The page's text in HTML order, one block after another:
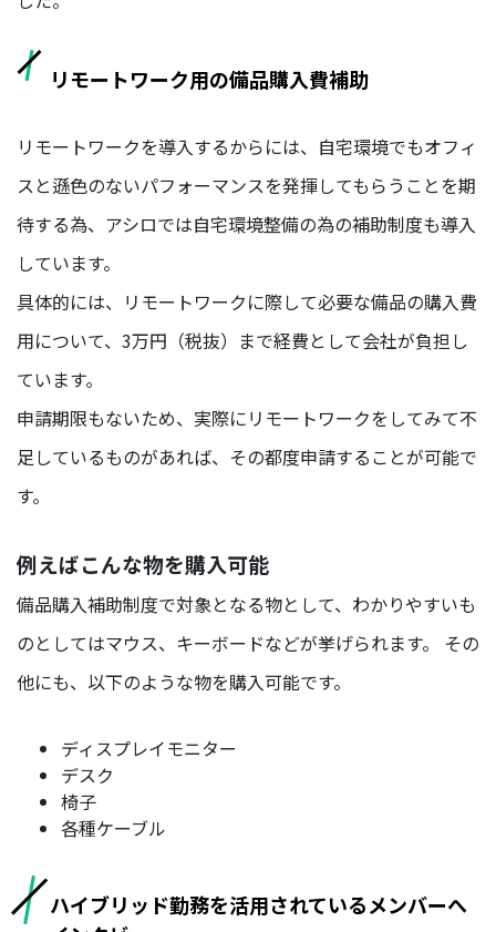
ナ
険
業
営
画
部/
営
理
部
組織を知る
福
利
厚
内
制
度
ィ
リモートワーク用の備品購入費補助
リモートワークを導入するからには、自宅環境でもオフィ
スと遜色のないパフォーマンスを発揮してもらうことを期
待する為、アシロでは自宅環境整備の為の補助制度も導入
しています。
具体的には、リモートワークに際して必要な備品の購入費
用について、3万円（税抜）まで経費として会社が負担し
ています。
申請期限もないため、実際にリモートワークをしてみて不
足しているものがあれば、その都度申請することが可能で
す。
例えばこんな物を購入可能
備品購入補助制度で対象となる物として、わかりやすいも
のとしてはマウス、キーボードなどが挙げられます。 その
他にも、以下のような物を購入可能です。
ディスプレイモニター
デスク
椅子
各種ケーブル
ハイブリッド勤務を活用されているメンバーへ